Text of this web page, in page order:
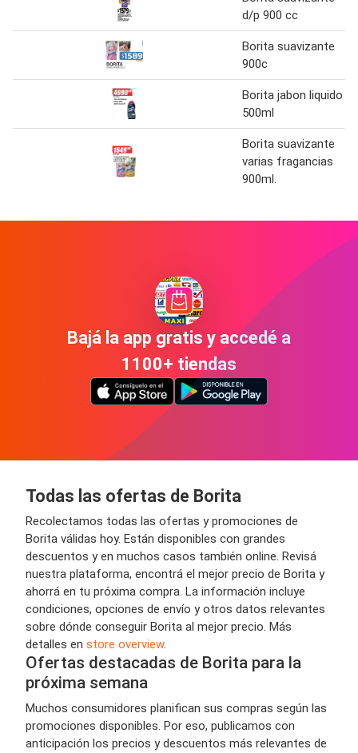
d/p 900 cc
Borita suavizante
900c
Borita jabon liquido
500ml
Borita suavizante
varias fragancias
900ml.
Bajá la app gratis y accedé a
1100+ tiendas
Todas las ofertas de Borita
Recolectamos todas las ofertas y promociones de
Borita válidas hoy. Están disponibles con grandes
descuentos y en muchos casos también online. Revisá
nuestra plataforma, encontrá el mejor precio de Borita y
ahorrá en tu próxima compra. La información incluye
condiciones, opciones de envío y otros datos relevantes
sobre dónde conseguir Borita al mejor precio. Más
detalles en store overview.
Ofertas destacadas de Borita para la
próxima semana
Muchos consumidores planifican sus compras según las
promociones disponibles. Por eso, publicamos con
anticipación los precios y descuentos más relevantes de